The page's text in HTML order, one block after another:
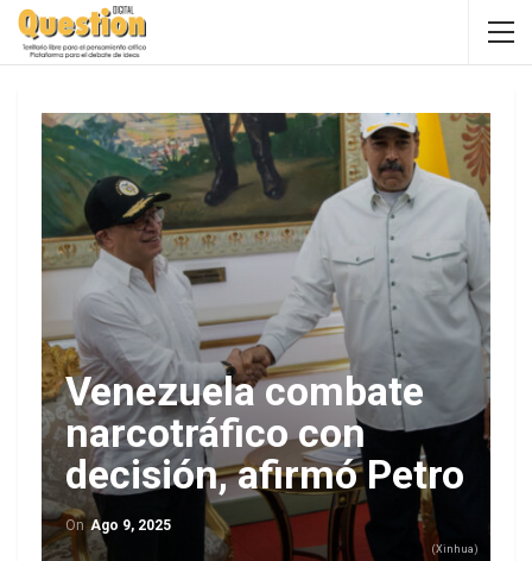
Venezuela combate
narcotráfico con
decisión, afirmó Petro
On Ago 9, 2025
(Xinhua)